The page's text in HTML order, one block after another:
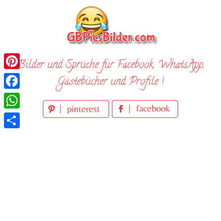
Bilder und Sprüche für Facebook, WhatsApp,
Gästebücher und Profile !
Pinterest
Facebook
WhatsApp